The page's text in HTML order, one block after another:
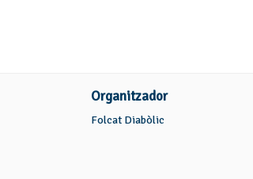
Organitzador
Folcat Diabòlic